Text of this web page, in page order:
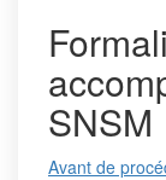
SNSM
Avant de